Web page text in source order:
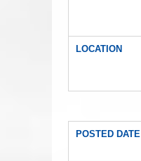
LOCATION
POSTED DATE